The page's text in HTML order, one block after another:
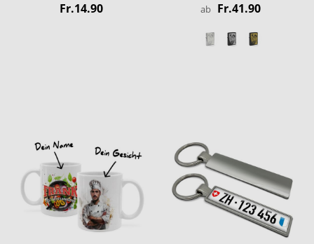
Fr.14.90 ab Fr.41.90